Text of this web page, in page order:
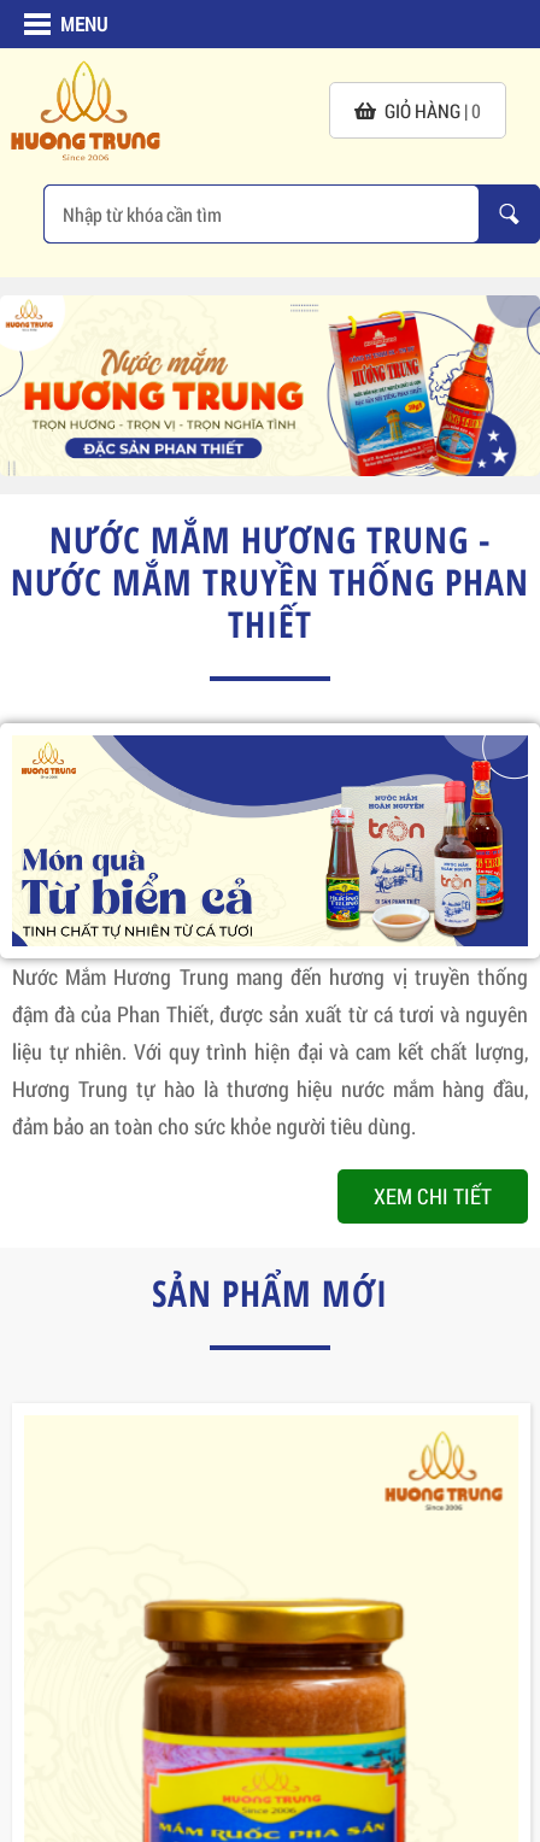
MENU
GIỎ HÀNG |0
NƯỚC MẮM HƯƠNG TRUNG -
NƯỚC MẮM TRUYỀN THỐNG PHAN
THIẾT
Nước Mắm Hương Trung mang đến hương vị truyền thống
đậm đà của Phan Thiết, được sản xuất từ cá tươi và nguyên
liệu tự nhiên. Với quy trình hiện đại và cam kết chất lượng,
Hương Trung tự hào là thương hiệu nước mắm hàng đầu,
đảm bảo an toàn cho sức khỏe người tiêu dùng.
XEM CHI TIẾT
SẢN PHẨM MỚI